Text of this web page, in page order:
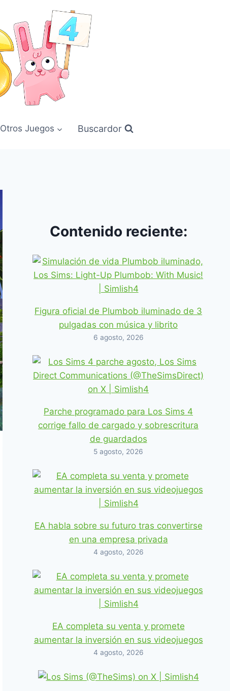
Otros Juegos Buscardor
Contenido reciente:
Figura oficial de Plumbob iluminado de 3
pulgadas con música y librito
6 agosto, 2026
Parche programado para Los Sims 4
corrige fallo de cargado y sobrescritura
de guardados
5 agosto, 2026
EA habla sobre su futuro tras convertirse
en una empresa privada
4 agosto, 2026
EA completa su venta y promete
aumentar la inversión en sus videojuegos
4 agosto, 2026